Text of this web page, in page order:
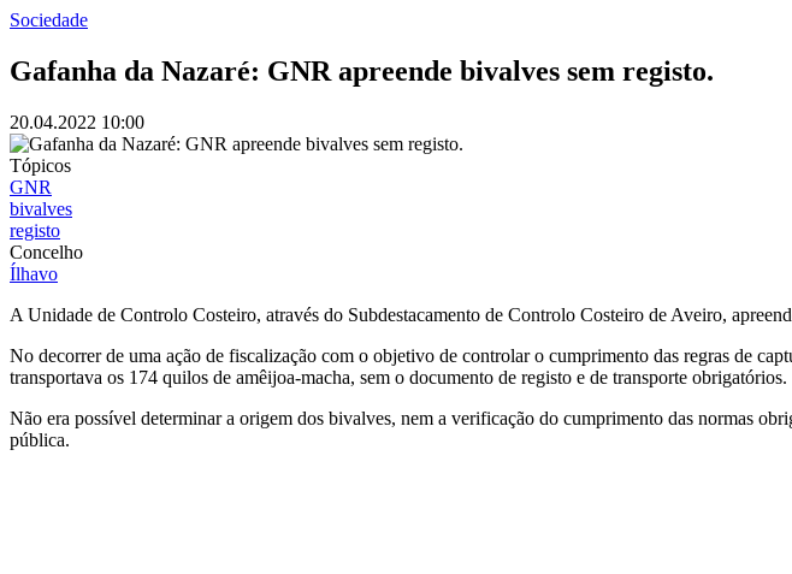
Sociedade
Gafanha da Nazaré: GNR apreende bivalves sem registo.
20.04.2022 10:00
Imagem
Tópicos
GNR
bivalves
registo
Concelho
Ílhavo
A Unidade de Controlo Costeiro, através do Subdestacamento de Controlo Costeiro de Aveiro,
No decorrer de uma ação de fiscalização com o objetivo de controlar o cumprimento das regras de
transportava os 174 quilos de amêijoa-macha, sem o documento de registo e de transporte obrigatórios.
Não era possível determinar a origem dos bivalves, nem a verificação do cumprimento das normas
pública.